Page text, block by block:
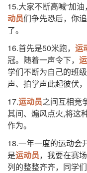
15.大家不断高喊“加
动员们争先恐后，你
了。
16.首先是50米跑， 运
冠。随着一声令下，
学们不断为自己的班
声、拍掌声此起彼伏，
17.运动员之间互相竞
其间、煽风点火,将这
作为。
18.一年一度的运动会
是运动员，我要在赛
列的整整齐齐，同学